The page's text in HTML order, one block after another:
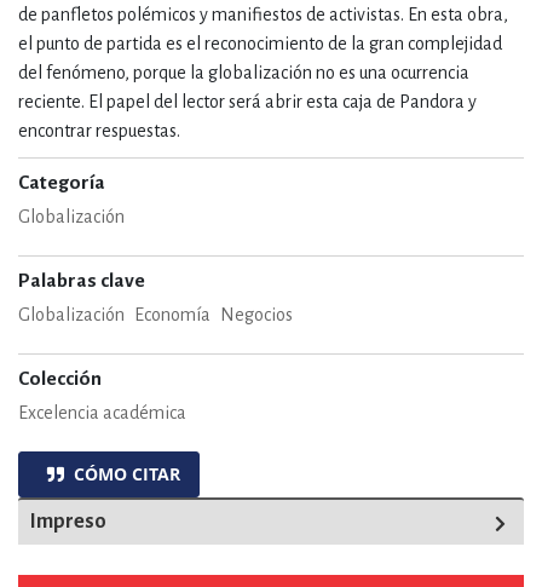
de panfletos polémicos y manifiestos de activistas. En esta obra,
el punto de partida es el reconocimiento de la gran complejidad
del fenómeno, porque la globalización no es una ocurrencia
reciente. El papel del lector será abrir esta caja de Pandora y
encontrar respuestas.
Categoría
Globalización
Palabras clave
Globalización Economía Negocios
Colección
Excelencia académica
CÓMO CITAR
Impreso